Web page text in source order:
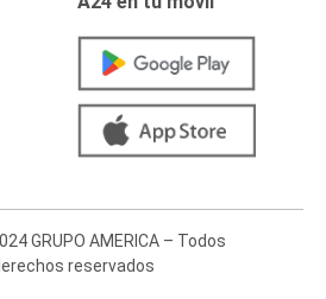
GRUPO AMERICA – Todos
reservados